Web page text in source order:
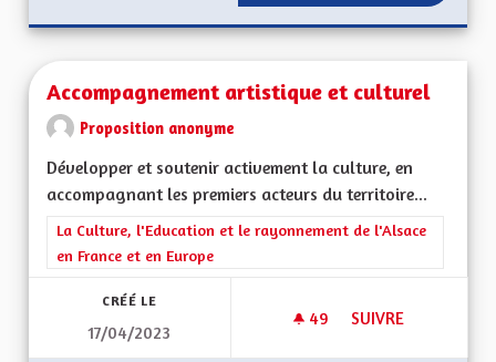
Accompagnement artistique et culturel
Proposition anonyme
Développer et soutenir activement la culture, en
accompagnant les premiers acteurs du territoire...
Filtrer les résultats de la catégorie : La Culture, l'Education et
La Culture, l'Education et le rayonnement de l'Alsace
en France et en Europe
CRÉÉ LE
17/04/2023
49 49 ABONNÉS
SUIVRE